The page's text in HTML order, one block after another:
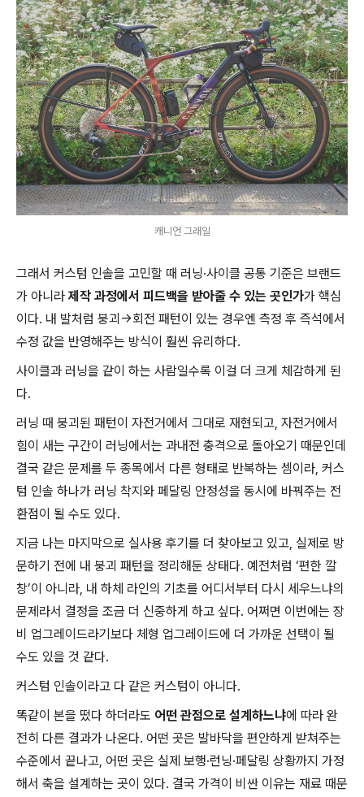
캐니언 그래일
그래서 커스텀 인솔을 고민할 때 러닝·사이클 공통 기준은 브랜드
가 아니라제작 과정에서 피드백을 받아줄 수 있는 곳인가가 핵심
이다. 내 발처럼 붕괴→회전 패턴이 있는 경우엔 측정 후 즉석에서
수정 값을 반영해주는 방식이 훨씬 유리하다.
사이클과 러닝을 같이 하는 사람일수록 이걸 더 크게 체감하게 된
다.
러닝 때 붕괴된 패턴이 자전거에서 그대로 재현되고, 자전거에서
힘이 새는 구간이 러닝에서는 과내전 충격으로 돌아오기 때문인데
결국 같은 문제를 두 종목에서 다른 형태로 반복하는 셈이라, 커스
텀 인솔 하나가 러닝 착지와 페달링 안정성을 동시에 바꿔주는 전
환점이 될 수도 있다.
지금 나는 마지막으로 실사용 후기를 더 찾아보고 있고, 실제로 방
문하기 전에 내 붕괴 패턴을 정리해둔 상태다. 예전처럼 ‘편한 깔
창’이 아니라, 내 하체 라인의 기초를 어디서부터 다시 세우느냐의
문제라서 결정을 조금 더 신중하게 하고 싶다. 어쩌면 이번에는 장
비 업그레이드라기보다 체형 업그레이드에 더 가까운 선택이 될
수도 있을 것 같다.
커스텀 인솔이라고 다 같은 커스텀이 아니다.
똑같이 본을 떴다 하더라도 어떤 관점으로 설계하느냐에 따라 완
전히 다른 결과가 나온다. 어떤 곳은 발바닥을 편안하게 받쳐주는
수준에서 끝나고, 어떤 곳은 실제 보행·런닝·페달링 상황까지 가정
해서 축을 설계하는 곳이 있다. 결국 가격이 비싼 이유는 재료 때문